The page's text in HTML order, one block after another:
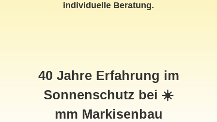
individuelle Beratung.
40 Jahre Erfahrung im
Sonnenschutz bei ☀️
mm Markisenbau